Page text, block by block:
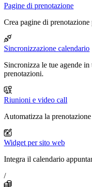
Pagine di prenotazione
Crea pagine di
Sincronizzazione calendario
Sincronizza le tue agende
prenotazioni.
Riunioni e video call
Automatizza la
Widget per sito web
Integra il calendario
/